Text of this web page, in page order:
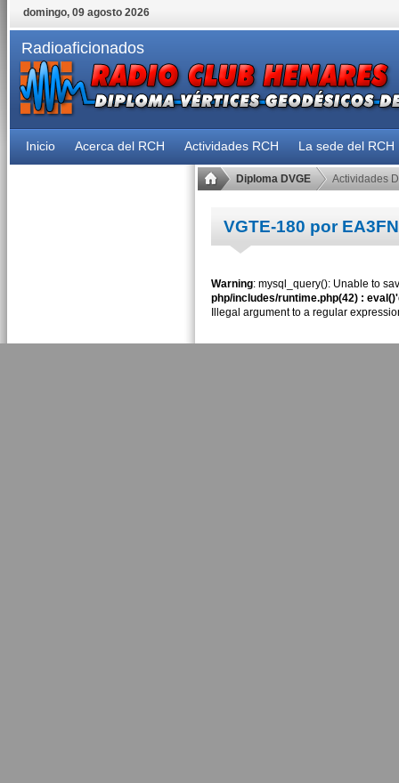
domingo, 09 agosto 2026
Radioaficionados
Inicio Acerca del RCH Actividades RCH La sede del RCH
Diploma DVGE Actividades
VGTE-180 por
Warning: mysql_query(): Unable to
php/includes/runtime.php(42) :
Illegal argument to a regular